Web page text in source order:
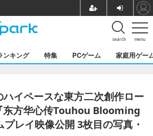
menu
search
ンキング 特集 PCゲーム 家庭用ゲー
ハイペースな東方二次創作ロー
东方华心传Touhou Blooming
レイ映像公開 3枚目の写真・